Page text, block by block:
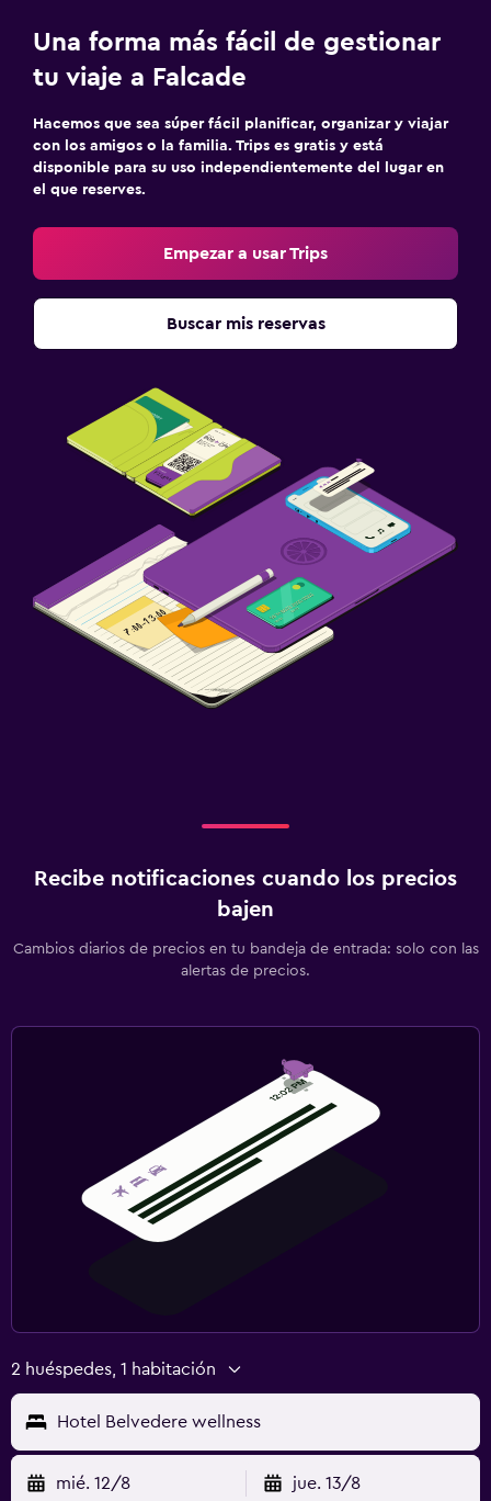
Una forma más fácil de gestionar
tu viaje a Falcade
Hacemos que sea súper fácil planificar, organizar y viajar
con los amigos o la familia. Trips es gratis y está
disponible para su uso independientemente del lugar en
el que reserves.
Empezar a usar Trips
Buscar mis reservas
Recibe notificaciones cuando los precios
bajen
Cambios diarios de precios en tu bandeja de entrada: solo con las
alertas de precios.
2 huéspedes, 1 habitación
Hotel Belvedere wellness
mié. 12/8 jue. 13/8